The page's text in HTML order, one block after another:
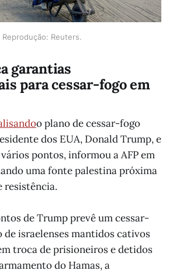
Reprodução: Reuters.
garantias
para cessar-fogo em
o plano de cessar-fogo
dos EUA, Donald Trump, e
pontos, informou a AFP em
uma fonte palestina próxima
resistência.
de Trump prevê um cessar-
de israelenses mantidos cativos
troca de prisioneiros e detidos
do Hamas, a